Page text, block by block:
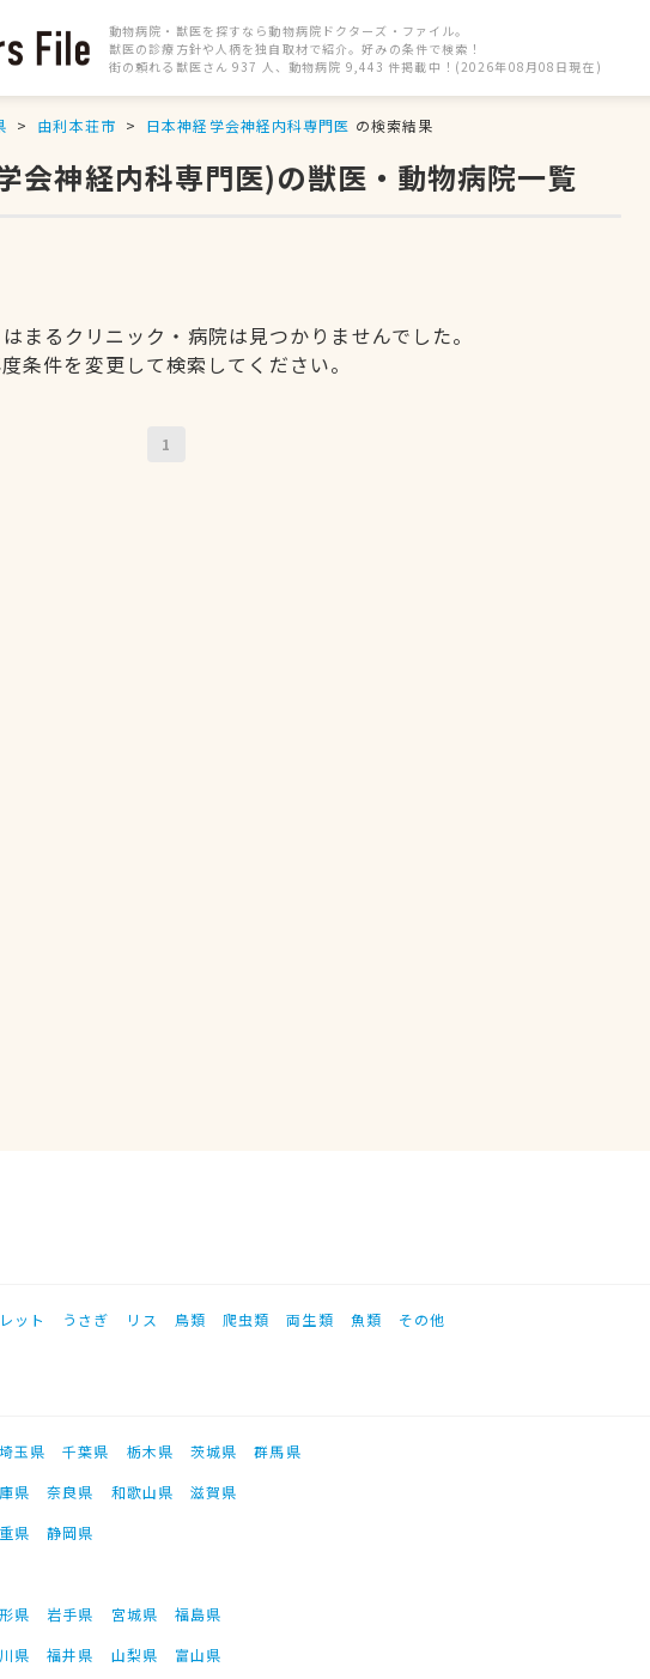
動物病院・獣医を探すなら動物病院ドクターズ・ファイル。
獣医の診療方針や人柄を独自取材で紹介。好みの条件で検索！
街の頼れる獣医さん 937 人、動物病院 9,443 件掲載中！(2026年08月08日現在)
由利本荘市 日本神経学会神経内科専門医 の検索結果
会神経内科専門医)の獣医・動物病院一覧
まるクリニック・病院は見つかりませんでした。
条件を変更して検索してください。
1
ット うさぎ リス 鳥類 爬虫類 両生類 魚類 その他
埼玉県 千葉県 栃木県 茨城県
群馬県
県 奈良県 和歌山県
滋賀県
県
静岡県
県 岩手県 宮城県
福島県
県 福井県 山梨県
富山県